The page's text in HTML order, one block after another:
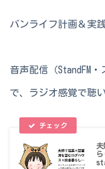
バンライフ計画＆実
音声配信（StandFM
で、ラジオ感覚で聴